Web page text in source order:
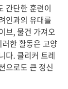
간단한 훈련이
인과의 유대를
브, 물건 가져오
한 활동은 고양
다. 클리커 트레
으로도 큰 정신